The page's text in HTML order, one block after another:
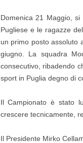
Domenica 21 Maggio,
Pugliese e le ragazze
un primo posto assoluto
giugno. La squadra
consecutivo, ribadendo
sport in Puglia degno di
Il Campionato è stato
crescere tecnicamente,
Il Presidente Mirko